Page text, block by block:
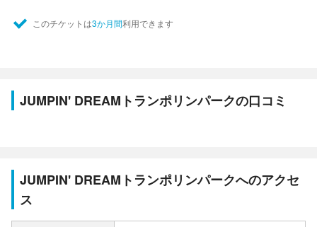
このチケットは3か月間利用できます
JUMPIN' DREAMトランポリンパークの口コミ
JUMPIN' DREAMトランポリンパークへのアクセ
ス